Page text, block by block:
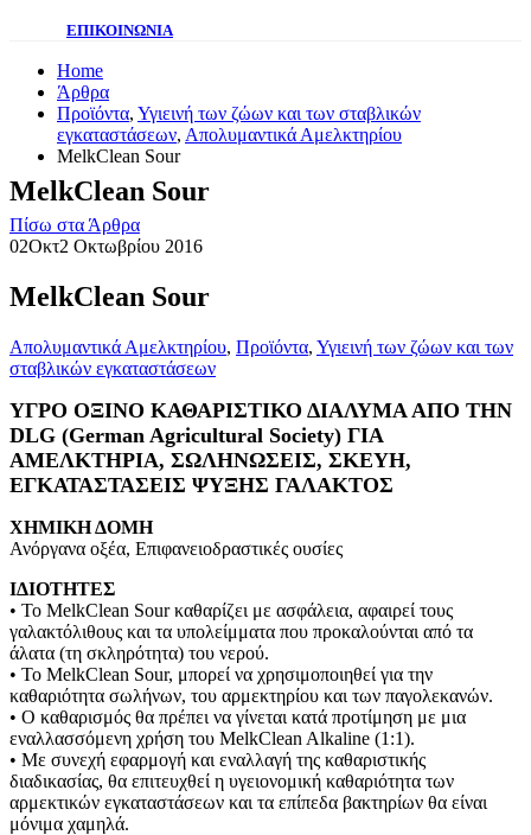
ΕΠΙΚΟΙΝΩΝΙΑ
Home
Άρθρα
Προϊόντα, Υγιεινή των ζώων και των σταβλικών
εγκαταστάσεων, Απολυμαντικά Αμελκτηρίου
MelkClean Sour
MelkClean Sour
Πίσω στα Άρθρα
02Οκτ2 Οκτωβρίου 2016
MelkClean Sour
Απολυμαντικά Αμελκτηρίου, Προϊόντα, Υγιεινή των ζώων και των
σταβλικών εγκαταστάσεων
ΥΓΡΟ ΟΞΙΝΟ ΚΑΘΑΡΙΣΤΙΚΟ ΔΙΑΛΥΜΑ ΑΠΟ ΤΗΝ
DLG (German Agricultural Society) ΓΙΑ
ΑΜΕΛΚΤΗΡΙΑ, ΣΩΛΗΝΩΣΕΙΣ, ΣΚΕΥΗ,
ΕΓΚΑΤΑΣΤΑΣΕΙΣ ΨΥΞΗΣ ΓΑΛΑΚΤΟΣ
ΧΗΜΙΚΗ ΔΟΜΗ
Ανόργανα οξέα, Επιφανειοδραστικές ουσίες
ΙΔΙΟΤΗΤΕΣ
• Το MelkClean Sour καθαρίζει με ασφάλεια, αφαιρεί τους
γαλακτόλιθους και τα υπολείμματα που προκαλούνται από τα
άλατα (τη σκληρότητα) του νερού.
• Το MelkClean Sour, μπορεί να χρησιμοποιηθεί για την
καθαριότητα σωλήνων, του αρμεκτηρίου και των παγολεκανών.
• Ο καθαρισμός θα πρέπει να γίνεται κατά προτίμηση με μια
εναλλασσόμενη χρήση του MelkClean Alkaline (1:1).
• Με συνεχή εφαρμογή και εναλλαγή της καθαριστικής
διαδικασίας, θα επιτευχθεί η υγειονομική καθαριότητα των
αρμεκτικών εγκαταστάσεων και τα επίπεδα βακτηρίων θα είναι
μόνιμα χαμηλά.